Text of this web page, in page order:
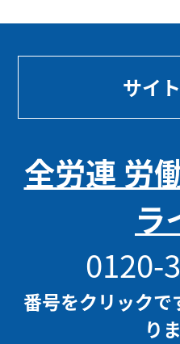
サイ
全労連 労
ラ
0120-
番号をクリック
り